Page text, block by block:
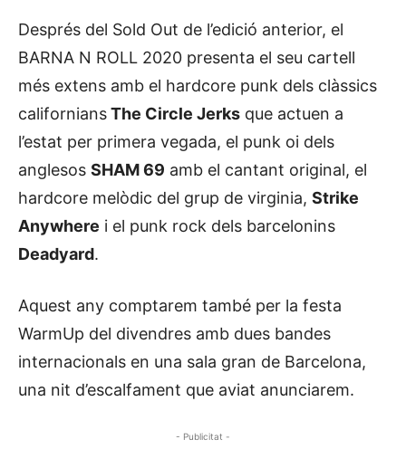
Després del Sold Out de l’edició anterior, el
BARNA N ROLL 2020 presenta el seu cartell
més extens amb el hardcore punk dels clàssics
californiansThe Circle Jerks que actuen a
l’estat per primera vegada, el punk oi dels
anglesos SHAM 69 amb el cantant original, el
hardcore melòdic del grup de virginia, Strike
Anywhere i el punk rock dels barcelonins
Deadyard.
Aquest any comptarem també per la festa
WarmUp del divendres amb dues bandes
internacionals en una sala gran de Barcelona,
una nit d’escalfament que aviat anunciarem.
- Publicitat -